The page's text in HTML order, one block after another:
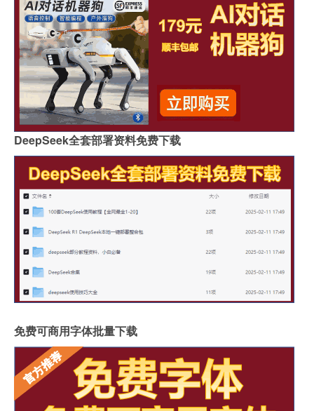
DeepSeek全套部署资料免费下载
免费可商用字体批量下载